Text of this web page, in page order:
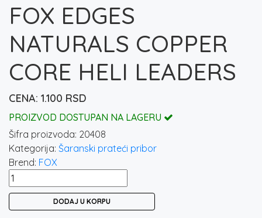
FOX EDGES
NATURALS COPPER
CORE HELI LEADERS
1.100 RSD
PROIZVOD DOSTUPAN NA LAGERU
Šifra proizvoda: 20408
Kategorija: Šaranski prateći pribor
Brend: FOX
FOX
EDGES
DODAJ U KORPU